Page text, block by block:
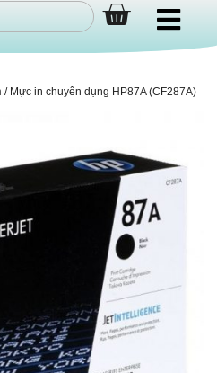
/ Mực in chuyên dụng HP87A (CF287A)